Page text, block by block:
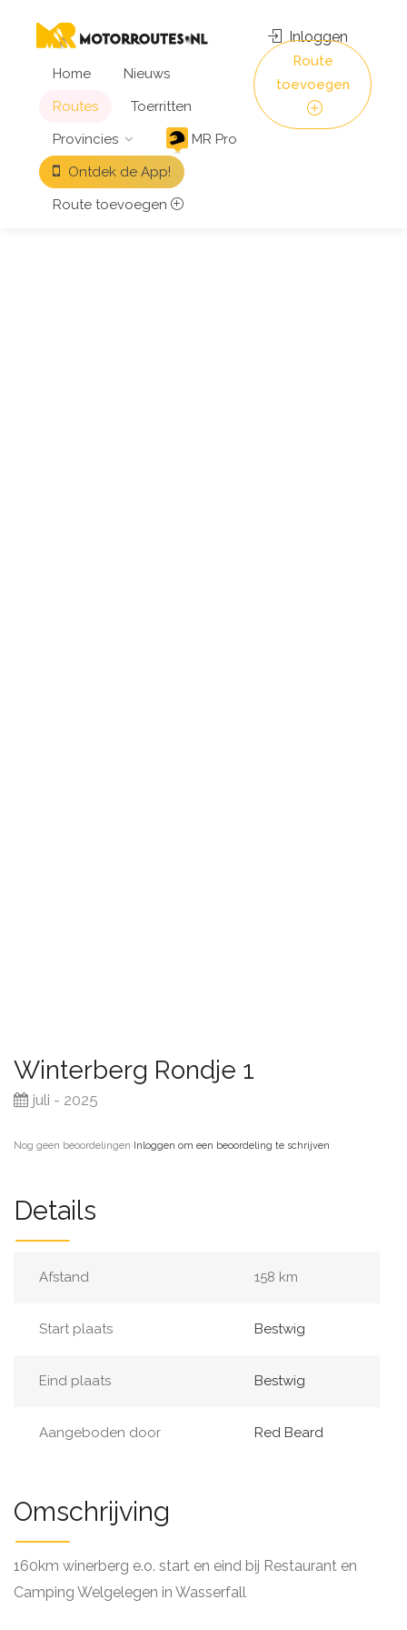
Home
Nieuws
Routes
Toerritten
Provincies
MR Pro
Ontdek de App!
Route toevoegen
Inloggen
Route
toevoegen
Winterberg Rondje 1
juli - 2025
Nog geen beoordelingen·Inloggen om een beoordeling te schrijven
Details
Afstand 158 km
Start plaats Bestwig
Eind plaats Bestwig
Aangeboden door Red Beard
Omschrijving
160km winerberg e.o. start en eind bij Restaurant en
Camping Welgelegen in Wasserfall